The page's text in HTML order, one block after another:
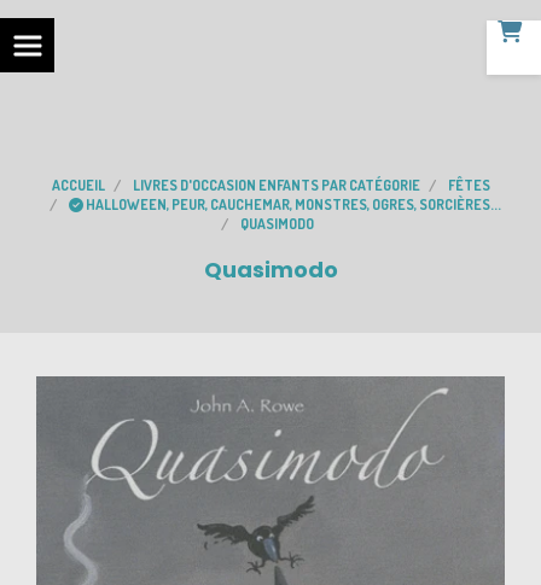
ACCUEIL LIVRES D'OCCASION ENFANTS PAR CATÉGORIE
FÊTES
HALLOWEEN, PEUR, CAUCHEMAR, MONSTRES, OGRES, SORCIÈRES...
QUASIMODO
Quasimodo